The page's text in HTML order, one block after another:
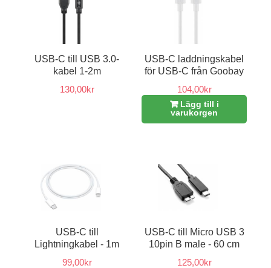
USB-C till USB 3.0-
kabel 1-2m
130,00kr
USB-C laddningskabel
för USB-C från Goobay
104,00kr
Lägg till i
varukorgen
USB-C till
Lightningkabel - 1m
99,00kr
USB-C till Micro USB 3
10pin B male - 60 cm
125,00kr